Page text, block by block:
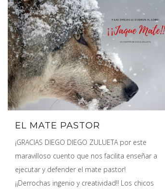
EL MATE PASTOR
¡GRACIAS DIEGO DIEGO ZULUETA por este
maravilloso cuento que nos facilita enseñar a
ejecutar y defender el mate pastor!
¡¡Derrochas ingenio y creatividad!! Los chicos